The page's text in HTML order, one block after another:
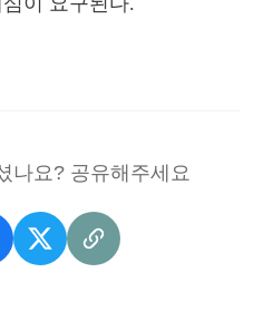
나요? 공유해주세요